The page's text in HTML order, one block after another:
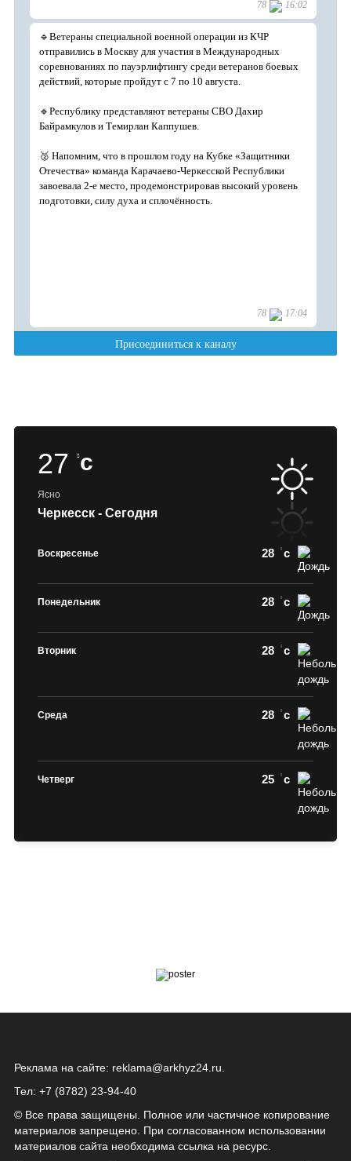
27 c
Ясно
Черкесск - Сегодня
Воскресенье 28 c
Понедельник 28 c
Вторник 28 c
Среда 28 c
Четверг 25 c
Реклама на сайте: reklama@arkhyz24.ru
Тел: +7 (8782) 23‑94‑40
© Все права защищены. Полное или частичное копирование
материалов запрещено. При согласованном использовании
материалов сайта необходима ссылка на ресурс.